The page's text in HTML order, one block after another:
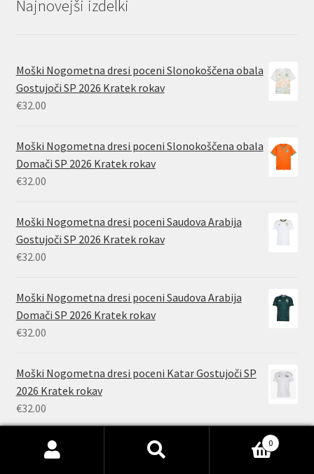
Najnovejši izdelki
Moški Nogometna dresi poceni Slonokoščena obala
Gostujoči SP 2026 Kratek rokav
€32.00
Moški Nogometna dresi poceni Slonokoščena obala
Domači SP 2026 Kratek rokav
€32.00
Moški Nogometna dresi poceni Saudova Arabija
Gostujoči SP 2026 Kratek rokav
€32.00
Moški Nogometna dresi poceni Saudova Arabija
Domači SP 2026 Kratek rokav
€32.00
Moški Nogometna dresi poceni Katar Gostujoči SP
2026 Kratek rokav
€32.00
0